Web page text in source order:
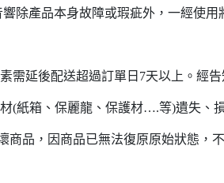
除產品本身故障或瑕疵外，一經使用
需延後配送超過訂單日7天以上。經
(紙箱、保麗龍、保護材….等)遺失、
商品，因商品已無法復原原始狀態，